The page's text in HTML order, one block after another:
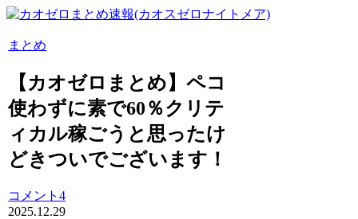
まとめ
【カオゼロまとめ】ペコ
使わずに素で60％クリテ
ィカル稼ごうと思ったけ
どきついでございます！
コメント4
2025.12.29